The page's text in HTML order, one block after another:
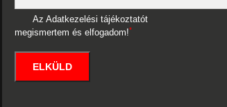
Az Adatkezelési tájékoztatót
megismertem és elfogadom!*